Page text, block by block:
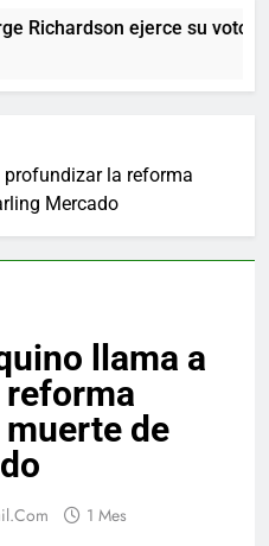
Richardson ejerce su voto y
la reforma
Mercado
llama a
de
1 Mes